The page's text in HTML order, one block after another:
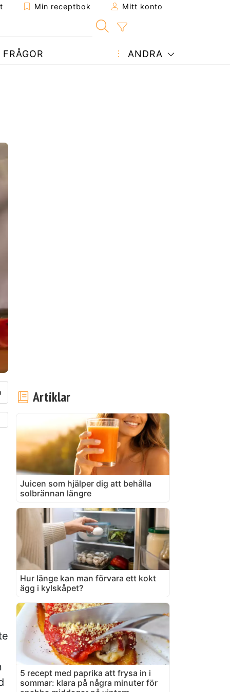
Min receptbok Mitt konto
FRÅGOR ANDRA
Artiklar
Juicen som hjälper dig att behålla
solbrännan längre
Hur länge kan man förvara ett kokt
ägg i kylskåpet?
5 recept med paprika att frysa in i
sommar: klara på några minuter för